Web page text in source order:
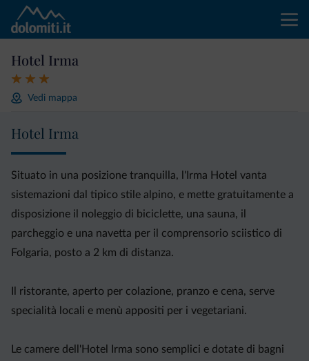
Hotel Irma
Vedi mappa
Hotel Irma
Situato in una posizione tranquilla, l'Irma Hotel vanta
sistemazioni dal tipico stile alpino, e mette gratuitamente a
disposizione il noleggio di biciclette, una sauna, il
parcheggio e una navetta per il comprensorio sciistico di
Folgaria, posto a 2 km di distanza.
Il ristorante, aperto per colazione, pranzo e cena, serve
specialità locali e menù appositi per i vegetariani.
Le camere dell'Hotel Irma sono semplici e dotate di bagni